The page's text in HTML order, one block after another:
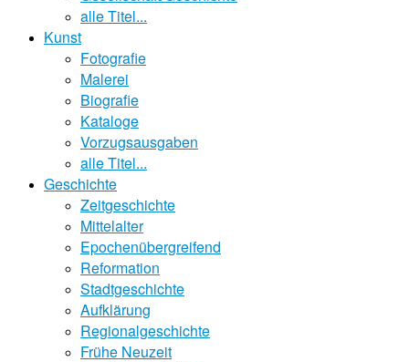
alle Titel...
Kunst
Fotografie
Malerei
Biografie
Kataloge
Vorzugsausgaben
alle Titel...
Geschichte
Zeitgeschichte
Mittelalter
Epochenübergreifend
Reformation
Stadtgeschichte
Aufklärung
Regionalgeschichte
Frühe Neuzeit